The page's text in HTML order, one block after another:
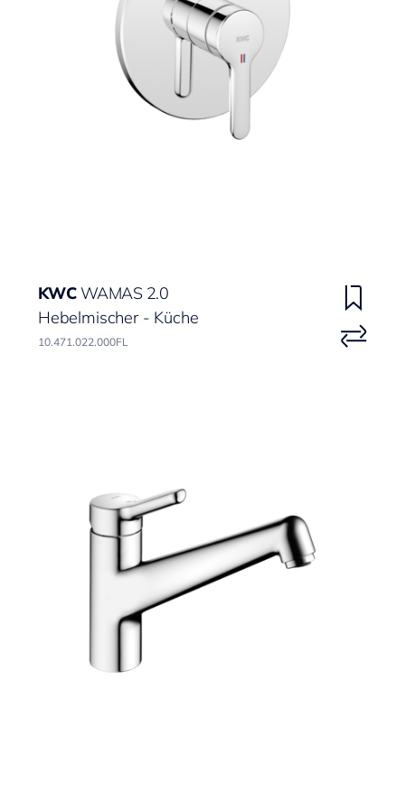
KWCWAMAS 2.0
Hebelmischer - Küche
10.471.022.000FL